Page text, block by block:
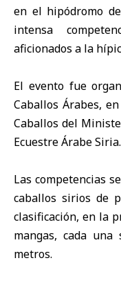
en el hipódromo
intensa
aficionados a la
El evento fue
Caballos Árabes,
Caballos del
Ecuestre Árabe Siria.
Las competencias
caballos sirios de
clasificación, en la
mangas, cada
metros.